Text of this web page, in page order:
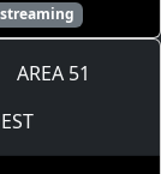
AREA 51